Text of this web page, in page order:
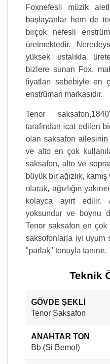
Foxnefesli müzik
başlayanlar hem de
birçok nefesli
üretmektedir.
yüksek ustalıkla
bizlere sunan Fox,
fiyatları sebebiyle en
enstrüman markasıdır.
Tenor
tarafından icat edilen
olan saksafon
ve alto en çok
saksafon, alto ve
büyük bir ağızlık,
olarak, ağızlığın
kolayca ayırt edilir.
yoksundur ve boynu
Tenor saksafon en
saksofonlarla iyi uyum
"parlak" tonuyla tanınır.
Teknik
GÖVDE ŞEKLİ
Tenor Saksafon
ANAHTAR TON
Bb (Si Bemol)